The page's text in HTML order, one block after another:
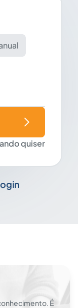
quiser
É